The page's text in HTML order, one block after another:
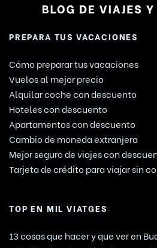
PREPARA TUS VACACIONES
Cómo preparar tus vacaciones
Vuelos al mejor precio
Alquilar coche con descuento
Hoteles con descuento
Apartamentos con descuento
Cambio de moneda extranjera
Mejor seguro de viajes con
Tarjeta de crédito para viajar sin
TOP EN MIL VIATGES
13 cosas que hacer y que ver en